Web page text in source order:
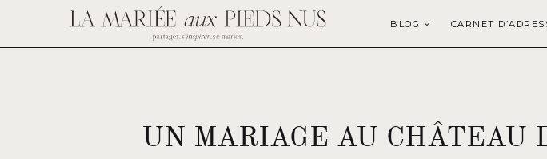
BLOG CARNET
UN MARIAGE AU CHÂTEAU